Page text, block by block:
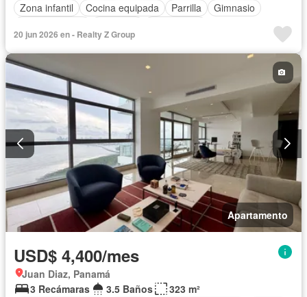
Zona infantil
Cocina equipada Parrilla
Gimnasio
Vista panorámica
Seguridad Piscina
20 jun 2026 en - Realty Z Group
Apartamento
USD$ 4,400/mes
Juan Diaz, Panamá
3 Recámaras
3.5 Baños
323 m²